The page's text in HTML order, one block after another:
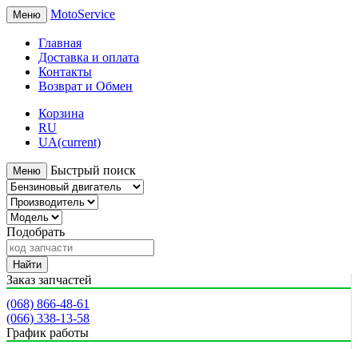
Меню MotoService
Главная
Доставка и оплата
Контакты
Возврат и Обмен
Корзина
RU
UA(current)
Меню Быстрый поиск
Подобрать
Найти
Заказ запчастей
(068) 866-48-61
(066) 338-13-58
График работы